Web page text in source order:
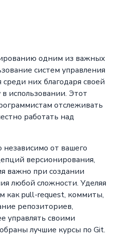
одним из важных
систем управления
них благодаря своей
использовании. Этот
отслеживать
работать над
независимо от вашего
версионирования,
важно при создании
любой сложности. Уделяя
как pull-request, коммиты,
репозиториев,
управлять своими
лучшие курсы по Git.